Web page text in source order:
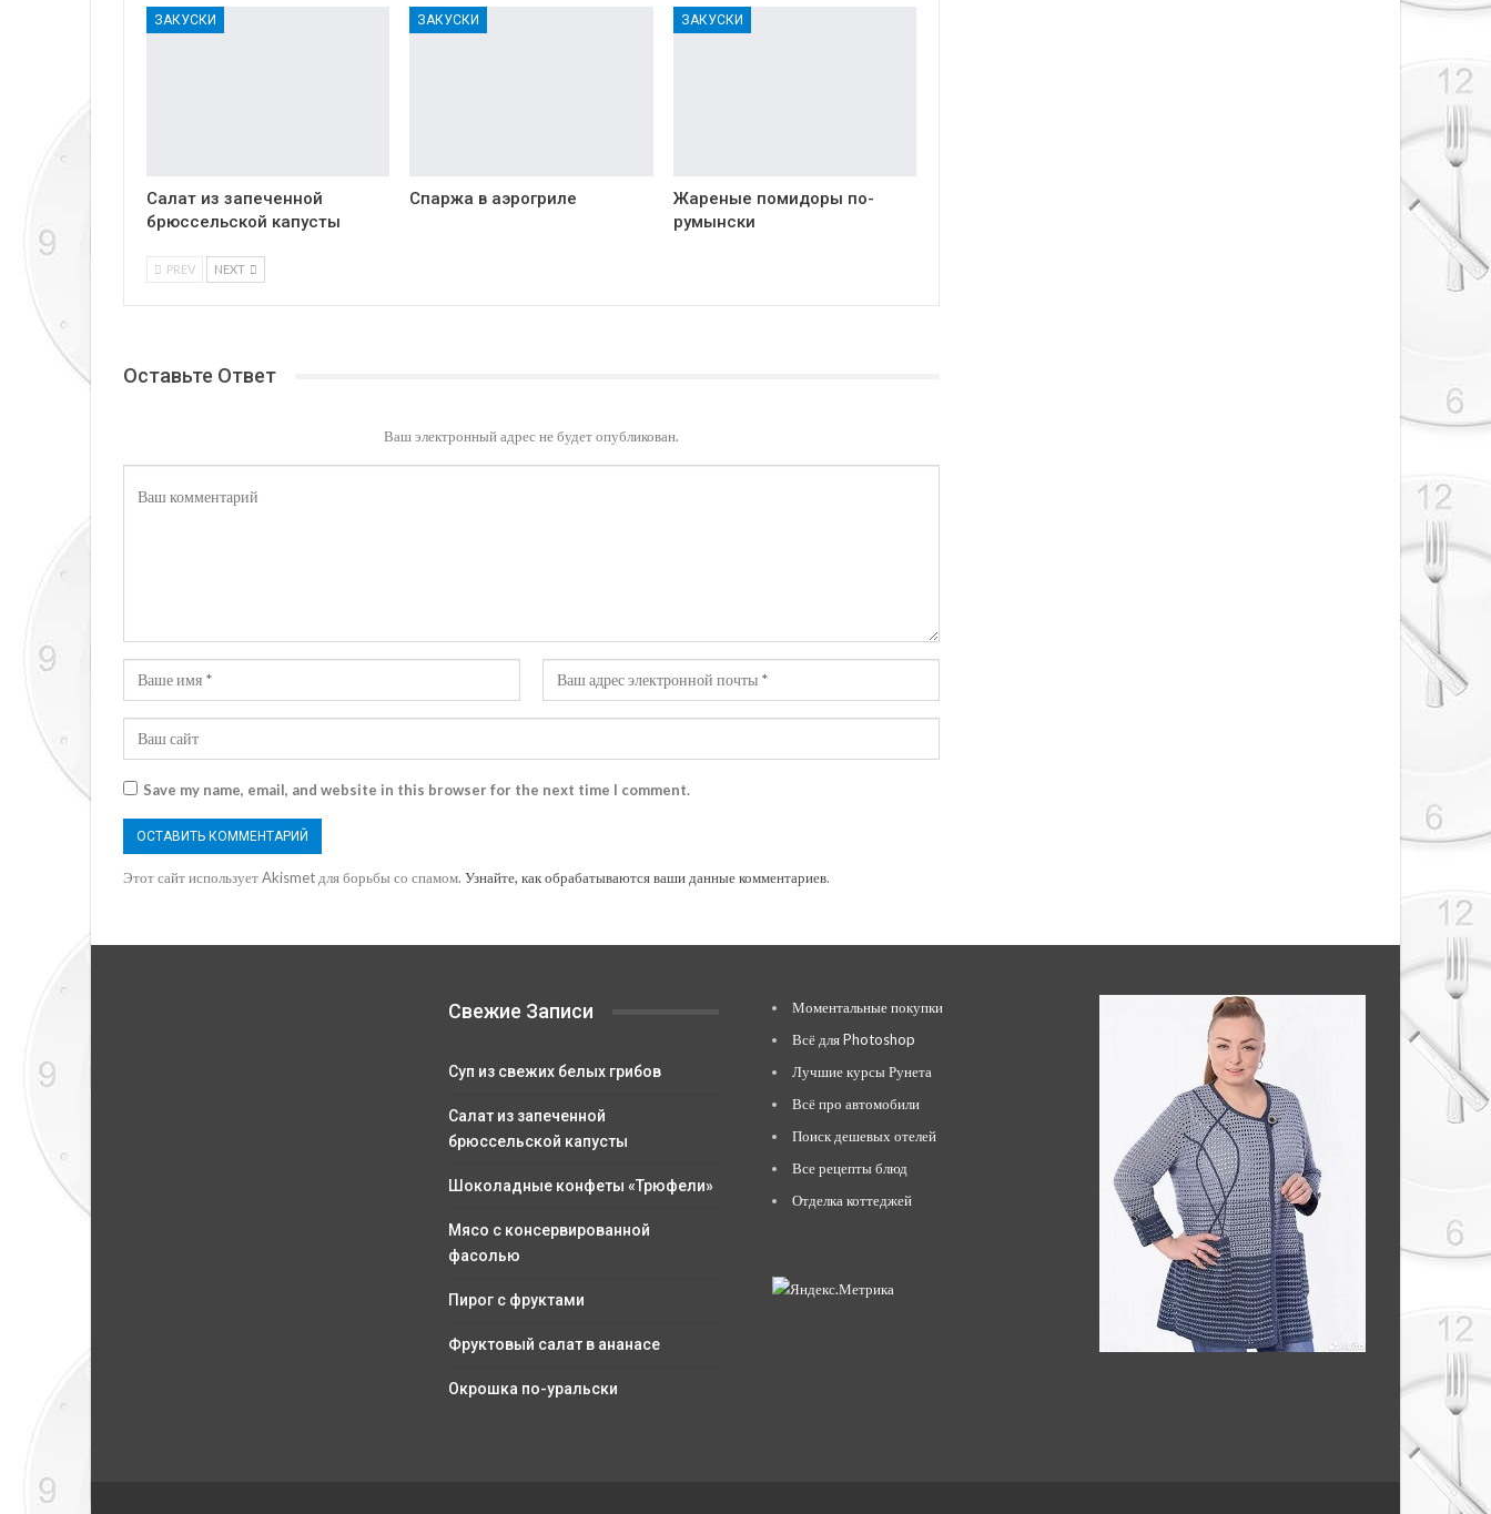
ЗАКУСКИ
Салат из запеченной
брюссельской капусты
ЗАКУСКИ
Спаржа в аэрогриле
ЗАКУСКИ
Жареные помидоры по-
румынски
PREV NEXT
Оставьте Ответ
Ваш электронный адрес не будет опубликован.
Save my name, email, and website in this browser for the next time I comment.
Этот сайт использует Akismet для борьбы со спамом. Узнайте, как обрабатываются ваши данные комментариев.
Свежие Записи
Суп из свежих белых грибов
Салат из запеченной
брюссельской капусты
Шоколадные конфеты «Трюфели»
Мясо с консервированной
фасолью
Пирог с фруктами
Фруктовый салат в ананасе
Окрошка по-уральски
Моментальные покупки
Всё для Photoshop
Лучшие курсы Рунета
Всё про автомобили
Поиск дешевых отелей
Все рецепты блюд
Отделка коттеджей